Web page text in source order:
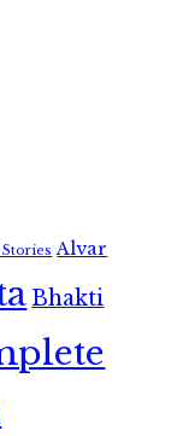
Stories Alvar
Bhakti